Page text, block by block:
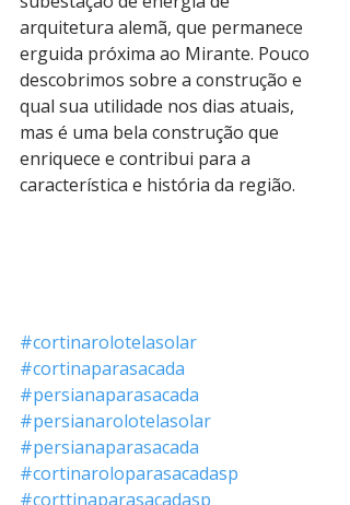
arquitetura alemã, que permanece
erguida próxima ao Mirante. Pouco
descobrimos sobre a construção e
qual sua utilidade nos dias atuais,
mas é uma bela construção que
enriquece e contribui para a
característica e história da região.
#cortinarolotelasolar
#cortinaparasacada
#persianaparasacada
#persianarolotelasolar
#persianaparasacada
#cortinaroloparasacadasp
#corttinaparasacadasp